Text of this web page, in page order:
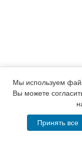
Написать в MAX
Мы используем
Вы можете
Принять все